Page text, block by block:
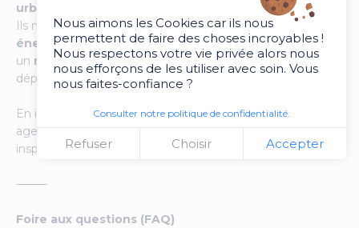
Nous aimons les Cookies car ils nous
permettent de faire des choses incroyables !
Nous respectons votre vie privée alors nous
nous efforçons de les utiliser avec soin. Vous
nous faites-confiance ?
Consulter notre politique de confidentialité.
Refuser Choisir Accepter
urbaine
Ils ne se contentent pas de danser : ils transmettent une
énergie positive, une vision moderne du hip-hop, et
un message fédérateur autour de la diversité et du
dépassement de soi.
En intégrant cette dimension dans un événement, une
agence offre à son public une expérience authentique et
inspirante, loin des animations standardisées.
⸻
Foire aux questions (FAQ)